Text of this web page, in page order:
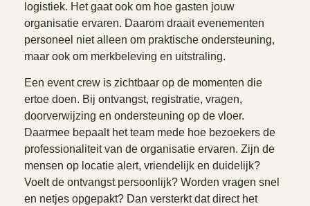
logistiek. Het gaat ook om hoe gasten jouw
organisatie ervaren. Daarom draait evenementen
personeel niet alleen om praktische ondersteuning,
maar ook om merkbeleving en uitstraling.
Een event crew is zichtbaar op de momenten die
ertoe doen. Bij ontvangst, registratie, vragen,
doorverwijzing en ondersteuning op de vloer.
Daarmee bepaalt het team mede hoe bezoekers de
professionaliteit van de organisatie ervaren. Zijn de
mensen op locatie alert, vriendelijk en duidelijk?
Voelt de ontvangst persoonlijk? Worden vragen snel
en netjes opgepakt? Dan versterkt dat direct het